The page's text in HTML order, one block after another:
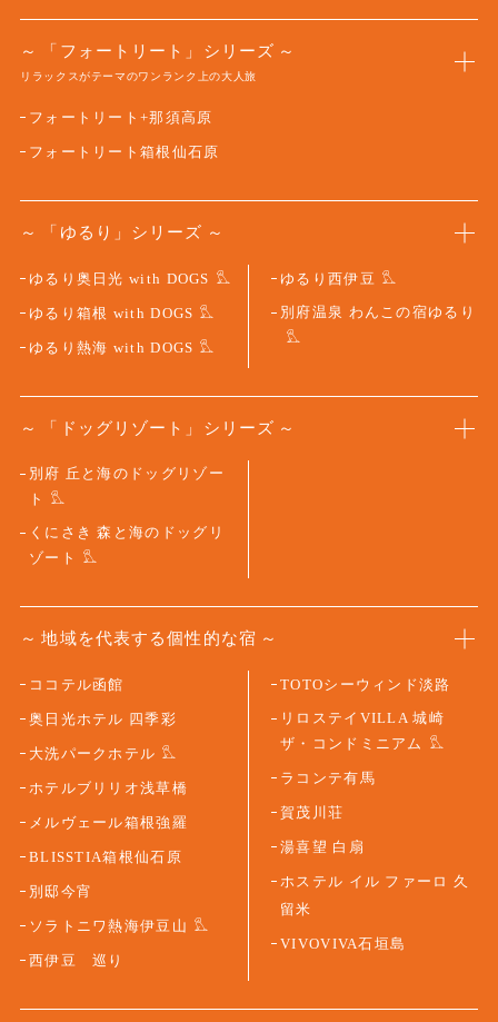
「フォートリート」シリーズ
リラックスがテーマのワンランク上の大人旅
フォートリート+那須高原
フォートリート箱根仙石原
「ゆるり」シリーズ
ゆるり奥日光 with DOGS
ゆるり箱根 with DOGS
ゆるり熱海 with DOGS
ゆるり西伊豆
別府温泉 わんこの宿ゆるり
「ドッグリゾート」シリーズ
別府 丘と海のドッグリゾー
ト
くにさき 森と海のドッグリ
ゾート
地域を代表する個性的な宿
ココテル函館
奥日光ホテル 四季彩
大洗パークホテル
ホテルブリリオ浅草橋
メルヴェール箱根強羅
BLISSTIA箱根仙石原
別邸今宵
ソラトニワ熱海伊豆山
西伊豆 巡り
TOTOシーウィンド淡路
リロステイVILLA 城崎
ザ・コンドミニアム
ラコンテ有馬
賀茂川荘
湯喜望 白扇
ホステル イル ファーロ 久
留米
VIVOVIVA石垣島